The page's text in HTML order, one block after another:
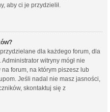
aby ci je przydzielił.
dla każdego forum, dla
witryny mógł nie
forum, na którym piszesz lub
Jeśli nadal nie masz jasności,
skontaktuj się z